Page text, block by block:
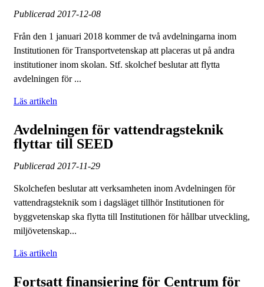
Publicerad 2017-12-08
Från den 1 januari 2018 kommer de två avdelningarna inom
Institutionen för Transportvetenskap att placeras ut på andra
institutioner inom skolan. Stf. skolchef beslutar att flytta
avdelningen för ...
Läs artikeln
Avdelningen för vattendragsteknik
flyttar till SEED
Publicerad 2017-11-29
Skolchefen beslutar att verksamheten inom Avdelningen för
vattendragsteknik som i dagsläget tillhör Institutionen för
byggvetenskap ska flytta till Institutionen för hållbar utveckling,
miljövetenskap...
Läs artikeln
Fortsatt finansiering för Centrum för